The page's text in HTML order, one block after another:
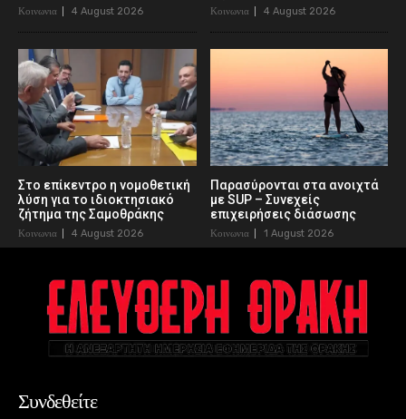
Κοινωνια 4 August 2026 Κοινωνια 4 August 2026
Στο επίκεντρο η νομοθετική
λύση για το ιδιοκτησιακό
ζήτημα της Σαμοθράκης
Κοινωνια 4 August 2026
Παρασύρονται στα ανοιχτά
με SUP – Συνεχείς
επιχειρήσεις διάσωσης
Κοινωνια 1 August 2026
Συνδεθείτε